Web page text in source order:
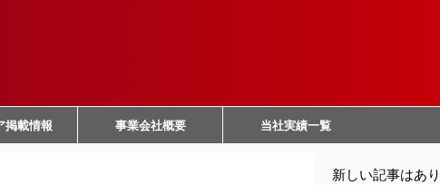
掲載情報 事業会社概要 当社実績一覧
新しい記事はあ